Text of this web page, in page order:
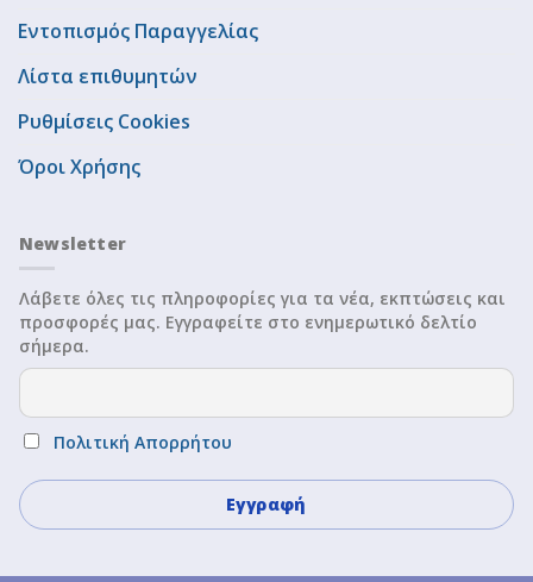
Εντοπισμός Παραγγελίας
Λίστα επιθυμητών
Ρυθμίσεις Cookies
Όροι Χρήσης
Newsletter
Λάβετε όλες τις πληροφορίες για τα νέα, εκπτώσεις και
προσφορές μας. Εγγραφείτε στο ενημερωτικό δελτίο
σήμερα.
Πολιτική Απορρήτου